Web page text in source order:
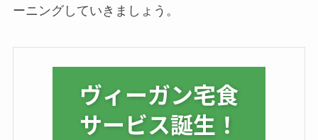
ーニングしていきましょう。